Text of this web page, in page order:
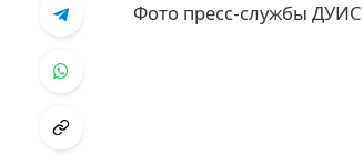
Фото пресс-службы ДУИС